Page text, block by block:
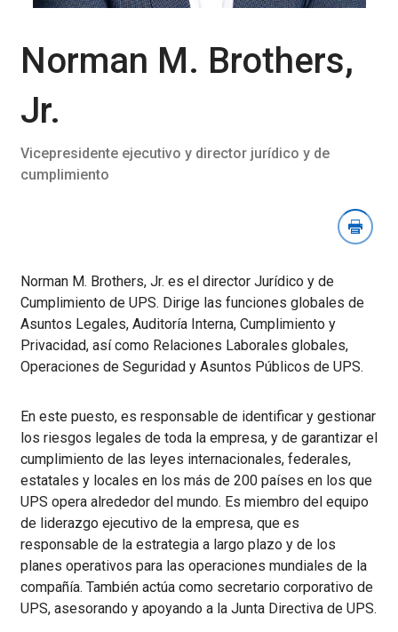
Norman M. Brothers,
Jr.
Vicepresidente ejecutivo y director jurídico y de
cumplimiento
Norman M. Brothers, Jr. es el director Jurídico y de
Cumplimiento de UPS. Dirige las funciones globales de
Asuntos Legales, Auditoría Interna, Cumplimiento y
Privacidad, así como Relaciones Laborales globales,
Operaciones de Seguridad y Asuntos Públicos de UPS.
En este puesto, es responsable de identificar y gestionar
los riesgos legales de toda la empresa, y de garantizar el
cumplimiento de las leyes internacionales, federales,
estatales y locales en los más de 200 países en los que
UPS opera alrededor del mundo. Es miembro del equipo
de liderazgo ejecutivo de la empresa, que es
responsable de la estrategia a largo plazo y de los
planes operativos para las operaciones mundiales de la
compañía. También actúa como secretario corporativo de
UPS, asesorando y apoyando a la Junta Directiva de UPS.
la
imagen